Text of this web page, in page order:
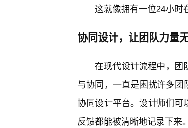
这就像拥有一位24小时
协同设计，让团队力量
在现代设计流程中，团
与协同，一直是困扰许多
协同设计平台。设计师们可
反馈都能被清晰地记录下来。